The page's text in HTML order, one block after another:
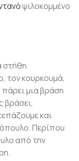
ψιλοκομμένο
στήθη
τον κουρκουμά,
μια βράση
βράσει,
και
Περίπου
από την